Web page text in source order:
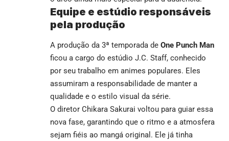
Equipe e estúdio responsáveis
pela produção
A produção da 3ª temporada de One Punch Man
ficou a cargo do estúdio J.C. Staff, conhecido
por seu trabalho em animes populares. Eles
assumiram a responsabilidade de manter a
qualidade e o estilo visual da série.
O diretor Chikara Sakurai voltou para guiar essa
nova fase, garantindo que o ritmo e a atmosfera
sejam fiéis ao mangá original. Ele já tinha